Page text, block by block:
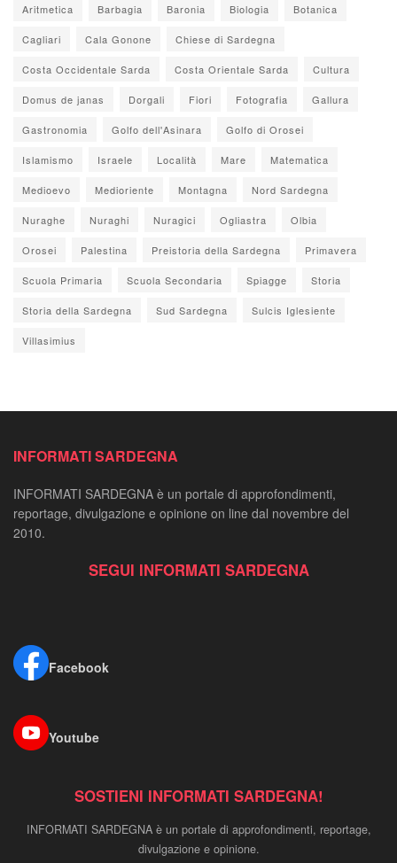
Aritmetica Barbagia Baronia Biologia Botanica
Cagliari Cala Gonone Chiese di Sardegna
Costa Occidentale Sarda Costa Orientale Sarda Cultura
Domus de janas Dorgali Fiori Fotografia Gallura
Gastronomia Golfo dell'Asinara Golfo di Orosei
Islamismo Israele Località Mare Matematica
Medioevo Medioriente Montagna Nord Sardegna
Nuraghe Nuraghi Nuragici Ogliastra Olbia
Orosei Palestina Preistoria della Sardegna Primavera
Scuola Primaria Scuola Secondaria Spiagge Storia
Storia della Sardegna Sud Sardegna Sulcis Iglesiente
Villasimius
INFORMATI SARDEGNA
INFORMATI SARDEGNA è un portale di approfondimenti,
reportage, divulgazione e opinione on line dal novembre del
2010.
SEGUI INFORMATI SARDEGNA
Facebook
Youtube
SOSTIENI INFORMATI SARDEGNA!
INFORMATI SARDEGNA è un portale di approfondimenti, reportage,
divulgazione e opinione.